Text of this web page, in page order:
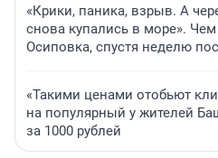
«Крики, паника, взрыв. А
снова купались в море».
Осиповка, спустя неделю
«Такими ценами отобьют
на популярный у жителей
за 1000 рублей